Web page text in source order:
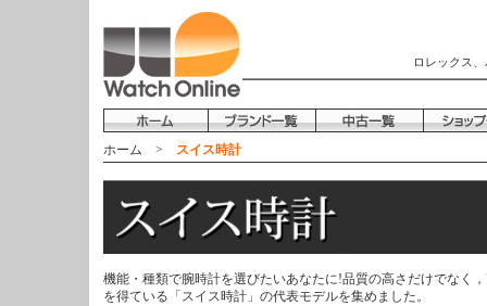
ロレックス
ホーム > スイス時計
機能・種類で腕時計を選びたいあなたに!品質の高さだけでなく
を得ている「スイス時計」の代表モデルを集めました。